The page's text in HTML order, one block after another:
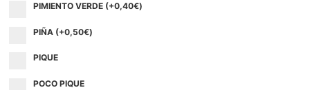
PIMIENTO VERDE (+0,40€)
PIÑA (+0,50€)
PIQUE
POCO PIQUE